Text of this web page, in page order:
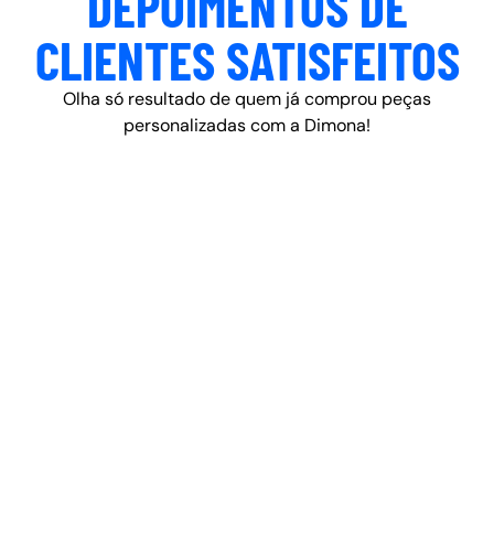
CLIENTES SATISFEITOS
Olha só resultado de quem já comprou peças
personalizadas com a Dimona!